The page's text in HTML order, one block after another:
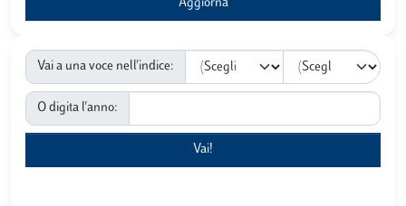
Vai a una voce nell'indice:
O digita l'anno: